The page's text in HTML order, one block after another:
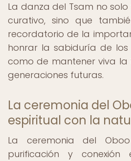
La danza del Tsam no
curativo, sino que
recordatorio de la
honrar la sabiduría de
como de mantener viva
generaciones futuras.
La ceremonia del
espiritual con la
La ceremonia del
purificación y conexión